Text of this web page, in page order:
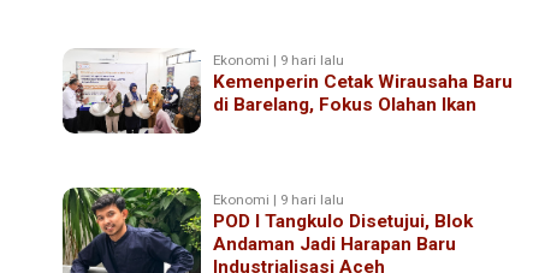
Ekonomi | 9 hari lalu
Kemenperin Cetak Wirausaha Baru
di Barelang, Fokus Olahan Ikan
Ekonomi | 9 hari lalu
POD I Tangkulo Disetujui, Blok
Andaman Jadi Harapan Baru
Industrialisasi Aceh